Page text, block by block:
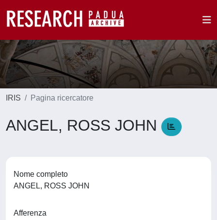
IRIS Pagina ricercatore
ANGEL, ROSS JOHN
Nome completo
ANGEL, ROSS JOHN
Afferenza